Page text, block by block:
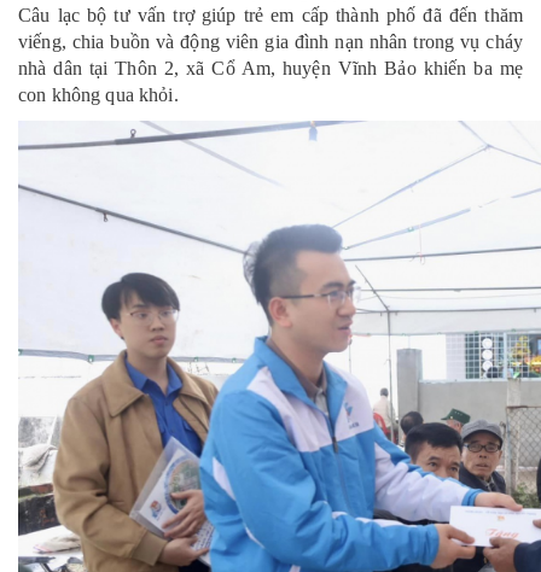
Câu lạc bộ tư vấn trợ giúp trẻ em cấp thành phố đã đến thăm
viếng, chia buồn và động viên gia đình nạn nhân trong vụ cháy
nhà dân tại Thôn 2, xã Cổ Am, huyện Vĩnh Bảo khiến ba mẹ
con không qua khỏi.